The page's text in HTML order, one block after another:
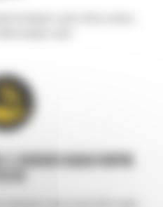
Z KODEM RABATOWYM